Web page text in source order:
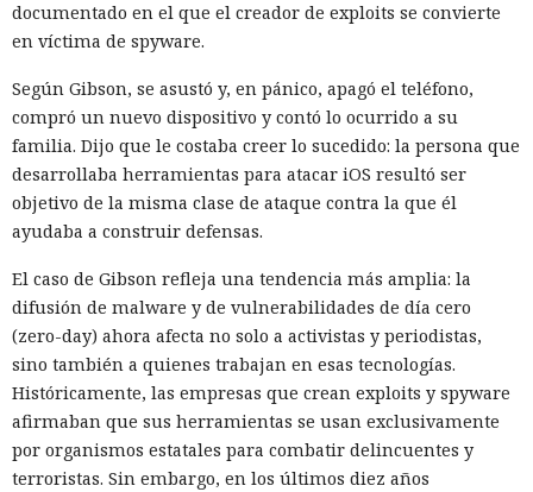
documentado en el que el creador de exploits se convierte
en víctima de spyware.
Según Gibson, se asustó y, en pánico, apagó el teléfono,
compró un nuevo dispositivo y contó lo ocurrido a su
familia. Dijo que le costaba creer lo sucedido: la persona que
desarrollaba herramientas para atacar iOS resultó ser
objetivo de la misma clase de ataque contra la que él
ayudaba a construir defensas.
El caso de Gibson refleja una tendencia más amplia: la
difusión de malware y de vulnerabilidades de día cero
(zero-day) ahora afecta no solo a activistas y periodistas,
sino también a quienes trabajan en esas tecnologías.
Históricamente, las empresas que crean exploits y spyware
afirmaban que sus herramientas se usan exclusivamente
por organismos estatales para combatir delincuentes y
terroristas. Sin embargo, en los últimos diez años